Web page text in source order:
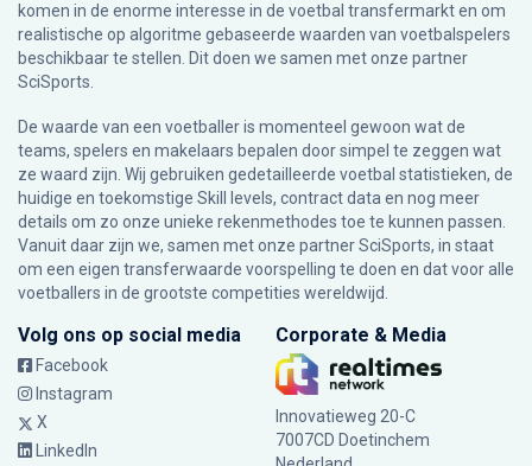
komen in de enorme interesse in de voetbal transfermarkt en om
realistische op algoritme gebaseerde waarden van voetbalspelers
beschikbaar te stellen. Dit doen we samen met onze partner
SciSports
De waarde van een voetballer is momenteel gewoon wat de
teams, spelers en makelaars bepalen door simpel te zeggen wat
ze waard zijn. Wij gebruiken gedetailleerde voetbal statistieken, de
huidige en toekomstige Skill levels, contract data en nog meer
details om zo onze unieke rekenmethodes toe te kunnen passen.
Vanuit daar zijn we, samen met onze partner SciSports, in staat
om een eigen transferwaarde voorspelling te doen en dat voor alle
voetballers in de grootste competities wereldwijd.
Volg ons op social media
Facebook
Instagram
X
LinkedIn
Corporate & Media
Innovatieweg 20-C
7007CD Doetinchem